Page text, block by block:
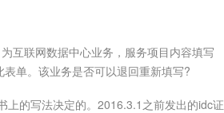
联网数据中心业务，服务项目内容填写
单。该业务是否可以退回重新填写?
的写法决定的。2016.3.1之前发出的idc证